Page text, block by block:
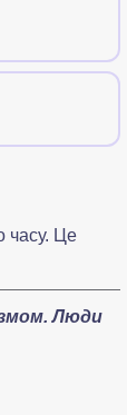
часу. Це
Люди